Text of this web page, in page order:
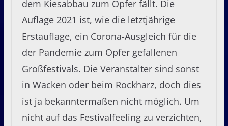
dem Kiesabbau zum Opfer fällt. Die
Auflage 2021 ist, wie die letztjährige
Erstauflage, ein Corona-Ausgleich für die
der Pandemie zum Opfer gefallenen
Großfestivals. Die Veranstalter sind sonst
in Wacken oder beim Rockharz, doch dies
ist ja bekanntermaßen nicht möglich. Um
nicht auf das Festivalfeeling zu verzichten,